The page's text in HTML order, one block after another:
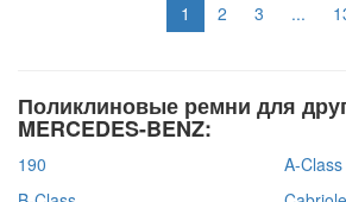
1 2 3 ...
Поликлиновые ремни для
MERCEDES-BENZ:
190
A-Class